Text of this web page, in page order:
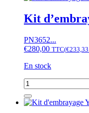
Yanmar
AF15,
AF17,
AF18
Kit
PN3652...
€280,00 TTC(€233,33
En stock
quantité
de
Kit